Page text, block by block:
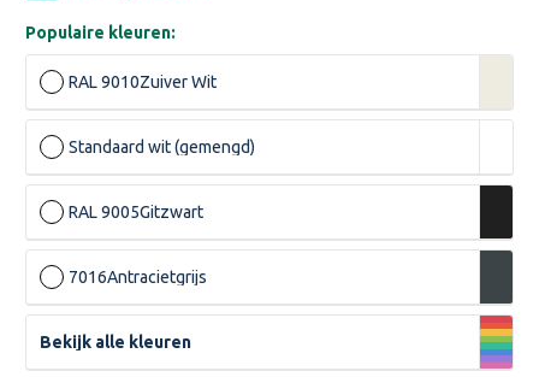
Populaire kleuren:
RAL 9010Zuiver Wit
Standaard wit (gemengd)
RAL 9005Gitzwart
7016Antracietgrijs
Bekijk alle kleuren